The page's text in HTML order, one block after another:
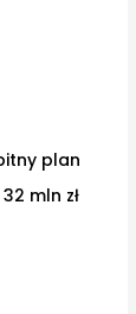
plan
mln zł